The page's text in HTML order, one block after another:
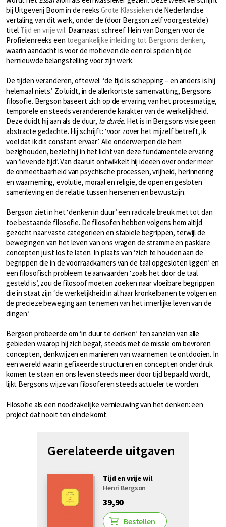
bij Uitgeverij Boom in de reeks Grote Klassieken de Nederlandse
vertaling van dit werk, onder de (door Bergson zelf voorgestelde)
titel Tijd en vrije wil. Daarnaast schreef Hein van Dongen voor de
Profielenreeks een toegankelijke inleiding tot Bergsons denken,
waarin aandacht is voor de motieven die een rol spelen bij de
hernieuwde belangstelling voor zijn werk.
De tijden veranderen, oftewel: ‘de tijd is schepping – en anders is hij
helemaal niets.’ Zo luidt, in de allerkortste samenvatting, Bergsons
filosofie. Bergson baseert zich op de ervaring van het procesmatige,
temporele en steeds veranderende karakter van de werkelijkheid.
Deze duidt hij aan als de duur, la durée. Het is in Bergsons visie geen
abstracte gedachte. Hij schrijft: ‘voor zover het mijzelf betreft, ik
voel dat ik dit constant ervaar’. Alle onderwerpen die hem
bezighouden, beziet hij in het licht van deze fundamentele ervaring
van ‘levende tijd’. Van daaruit ontwikkelt hij ideeën over onder meer
de onmeetbaarheid van psychische processen, vrijheid, herinnering
en waarneming, evolutie, moraal en religie, de open en gesloten
samenleving en de relatie tussen hersenen en bewustzijn.
Bergson ziet in het ‘denken in duur’ een radicale breuk met tot dan
toe bestaande filosofie. De filosofen hebben volgens hem altijd
gezocht naar vaste categorieën en stabiele begrippen, terwijl de
bewegingen van het leven van ons vragen de stramme en pasklare
concepten juist los te laten. In plaats van ‘zich te houden aan de
begrippen die in de voorraadkamers van de taal opgesloten liggen’ en
een filosofisch probleem te aanvaarden ‘zoals het door de taal
gesteld is’, zou de filosoof moeten zoeken naar vloeibare begrippen
die in staat zijn ‘de werkelijkheid in al haar kronkelbanen te volgen en
de precieze beweging aan te nemen van het innerlijke leven van de
dingen.’
Bergson probeerde om ‘in duur te denken’ ten aanzien van alle
gebieden waarop hij zich begaf, steeds met de missie om bevroren
concepten, denkwijzen en manieren van waarnemen te ontdooien. In
een wereld waarin gefixeerde structuren en concepten onder druk
komen te staan en ons leven steeds meer door tijd bepaald wordt,
lijkt Bergsons wijze van filosoferen steeds actueler te worden.
Filosofie als een noodzakelijke vernieuwing van het denken: een
project dat nooit ten einde komt.
Gerelateerde uitgaven
Tijd en vrije wil
Henri Bergson
39,90
Bestellen